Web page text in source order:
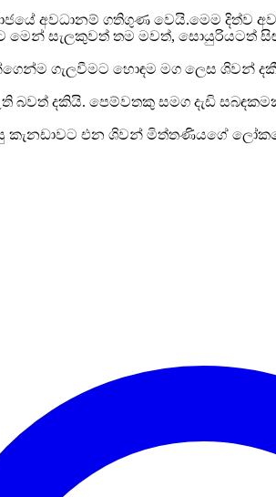
අවධානම් ගතිගුණ වෙයි.මෙම දිත්ව
මෙන් සැලකුවත් තම මවත්,
ගැලවීමට හොඳම මග ලෙස ශිවන්
දකියි. පෙම්වතකු සමග දැඩි
එන ශිවන් මිත්තණියගේ